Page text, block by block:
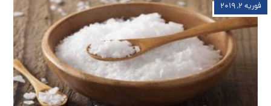
فوریه ۲, ۲۰۱۹